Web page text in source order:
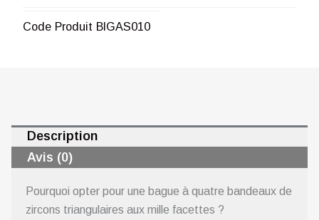
métal
Code Produit BIGAS010
Description
Avis (0)
Pourquoi opter pour une bague à quatre bandeaux de
zircons triangulaires aux mille facettes ?